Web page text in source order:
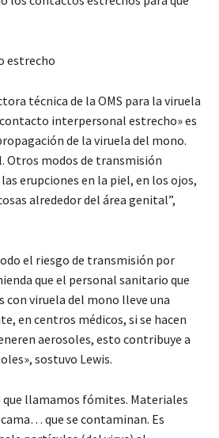
estrecho
técnica de la OMS para la viruela
interpersonal estrecho» es
de la viruela del mono.
Otros modos de transmisión
erupciones en la piel, en los ojos,
alrededor del área genital”,
el riesgo de transmisión por
que el personal sanitario que
con viruela del mono lleve una
en centros médicos, si se hacen
aerosoles, esto contribuye a
sostuvo Lewis.
que llamamos fómites. Materiales
que se contaminan. Es